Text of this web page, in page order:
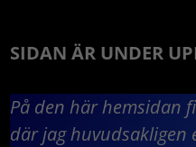
SIDAN ÄR UNDER
På den här hemsidan
där jag huvudsakligen